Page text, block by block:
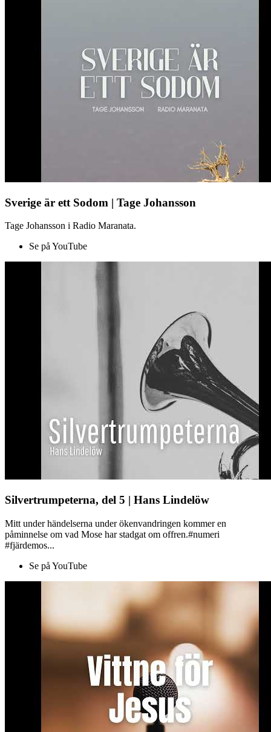
Sverige är ett Sodom | Tage Johansson
Tage Johansson i Radio Maranata.
Se på YouTube
Silvertrumpeterna, del 5 | Hans Lindelöw
Mitt under händelserna under ökenvandringen kommer en
påminnelse om vad Mose har stadgat om offren.#numeri
#fjärdemos...
Se på YouTube